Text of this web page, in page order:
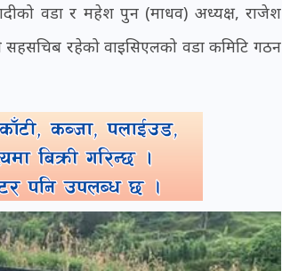
वडा र महेश पुन (माधव) अध्यक्ष, राजेश
सहसचिब रहेको वाइसिएलको वडा कमिटि गठन